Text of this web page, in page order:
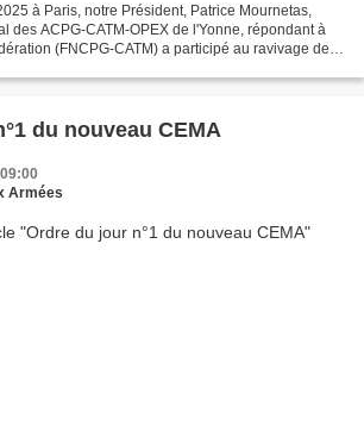
à Paris, notre Président, Patrice Mournetas,
des ACPG-CATM-OPEX de l'Yonne, répondant à
(FNCPG-CATM) a participé au ravivage de la
du nouveau CEMA
Armées